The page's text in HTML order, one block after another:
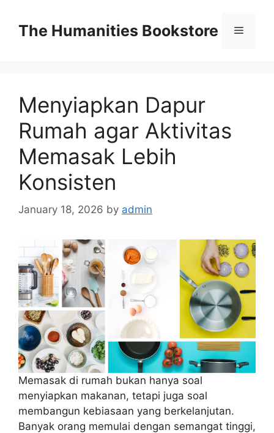
contentThe Humanities Bookstore Menu
Menyiapkan Dapur
Rumah agar Aktivitas
Memasak Lebih
Konsisten
January 18, 2026 by admin
Memasak di rumah bukan hanya soal
menyiapkan makanan, tetapi juga soal
membangun kebiasaan yang berkelanjutan.
Banyak orang memulai dengan semangat tinggi,